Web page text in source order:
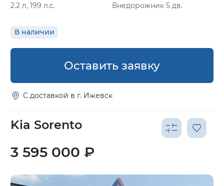
2.2 л, 199 л.с.
Внедорожник 5 дв.
В наличии
Оставить заявку
С доставкой в г. Ижевск
Kia Sorento
3 595 000 ₽